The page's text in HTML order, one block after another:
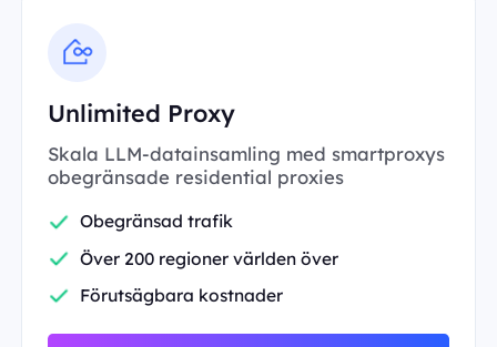
Unlimited Proxy
Skala LLM-datainsamling med smartproxys
obegränsade residential proxies
Obegränsad trafik
Över 200 regioner världen över
Förutsägbara kostnader